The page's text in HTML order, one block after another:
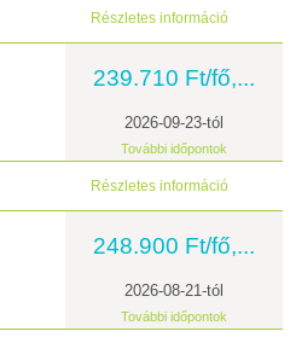
Részletes információ
239.710 Ft/fő,...
2026-09-23-tól
További időpontok
Részletes információ
248.900 Ft/fő,...
2026-08-21-tól
További időpontok